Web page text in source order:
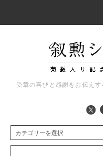
受章の喜びと感謝をお伝え